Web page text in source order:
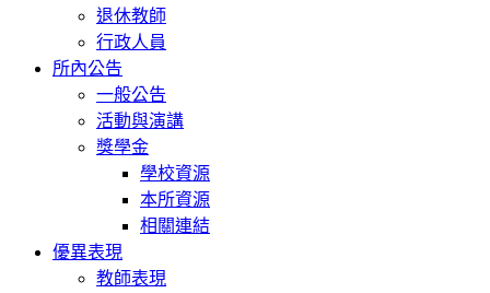
退休教師
行政人員
所內公告
一般公告
活動與演講
獎學金
學校資源
本所資源
相關連結
優異表現
教師表現